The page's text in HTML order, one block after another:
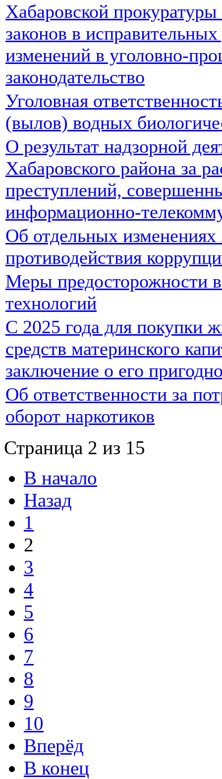
Хабаровской
законов в
изменений в уголовно-
законодательство
Уголовная
(вылов) водных
О результат надзорной
Хабаровского района за
преступлений,
информационно-
Об отдельных изменениях
противодействия
Меры предосторожности
технологий
С 2025 года для покупки
средств материнского
заключение о его
Об ответственности за
оборот наркотиков
Страница 2 из 15
В начало
Назад
1
2
3
4
5
6
7
8
9
10
Вперёд
В конец